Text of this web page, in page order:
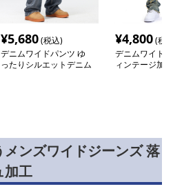
¥5,680 (税込)
デニムワイドパンツ ゆ
ったりシルエットデニム
¥4,800(税
ィンテージ加